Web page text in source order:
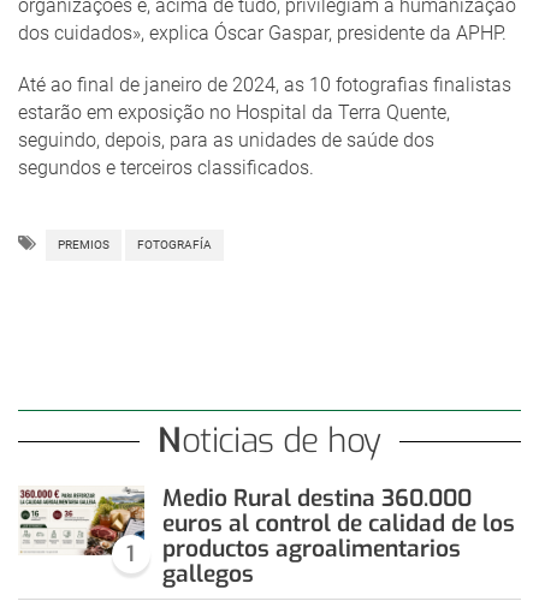
organizações e, acima de tudo, privilegiam a humanização
dos cuidados», explica Óscar Gaspar, presidente da APHP.
Até ao final de janeiro de 2024, as 10 fotografias finalistas
estarão em exposição no Hospital da Terra Quente,
seguindo, depois, para as unidades de saúde dos
segundos e terceiros classificados.
PREMIOS FOTOGRAFÍA
Noticias de hoy
1
Medio Rural destina 360.000
euros al control de calidad de los
productos agroalimentarios
gallegos